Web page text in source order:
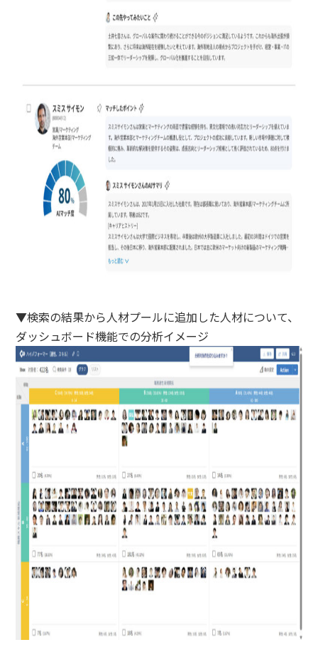
▼検索の結果から人材プールに追加した人材について、
ダッシュボード機能での分析イメージ